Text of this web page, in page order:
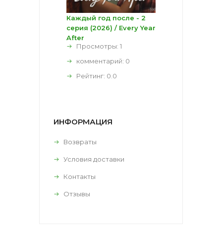
Каждый год после - 2
серия (2026) / Every Year
After
Просмотры: 1
комментарий: 0
Рейтинг: 0.0
ИНФОРМАЦИЯ
Возвраты
Условия доставки
Контакты
Отзывы